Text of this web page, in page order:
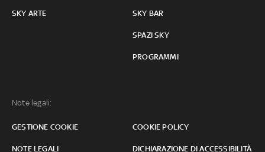
SKY ARTE SKY BAR
SPAZI SKY
PROGRAMMI
Note legali:
GESTIONE COOKIE COOKIE POLICY
NOTE LEGALI DICHIARAZIONE DI ACCESSIBILITÀ